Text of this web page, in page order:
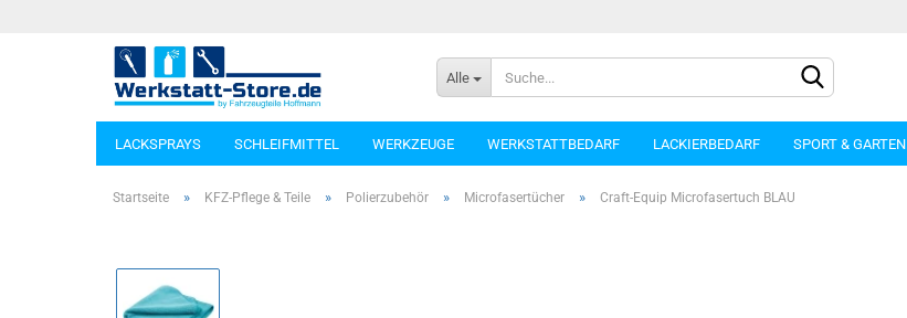
Alle
LACKSPRAYS SCHLEIFMITTEL WERKZEUGE WERKSTATTBEDARF LACKIERBEDARF SPORT & GARTEN
Startseite » KFZ-Pflege & Teile » Polierzubehör » Microfasertücher » Craft-Equip Microfasertuch BLAU